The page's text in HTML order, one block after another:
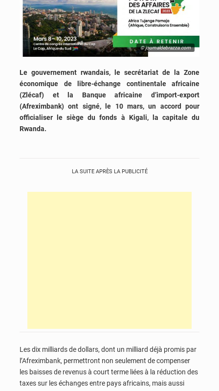
© journaldebrazza.com
Le gouvernement rwandais, le secrétariat de la Zone
économique de libre-échange continentale africaine
(Zlécaf) et la Banque africaine d’import-export
(Afreximbank) ont signé, le 10 mars, un accord pour
officialiser le siège du fonds à Kigali, la capitale du
Rwanda.
LA SUITE APRÈS LA PUBLICITÉ
Les dix milliards de dollars, dont un milliard déjà promis par
l’Afreximbank, permettront non seulement de compenser
les baisses de revenus à court terme liées à la réduction des
taxes sur les échanges entre pays africains, mais aussi